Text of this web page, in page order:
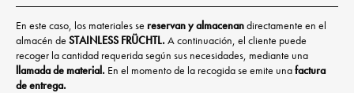
En este caso, los materiales se reservan y almacenandirectamente en el
almacén de STAINLESS FRÜCHTL.A continuación, el cliente puede
recoger la cantidad requerida según sus necesidades, mediante una
llamada de material. En el momento de la recogida se emite unafactura
de entrega.